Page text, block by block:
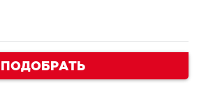
ПОДОБРАТЬ